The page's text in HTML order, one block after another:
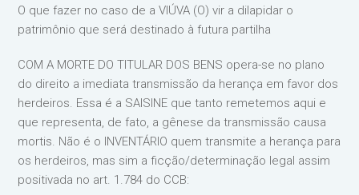
O que fazer no caso de a VIÚVA (O) vir a dilapidar o
patrimônio que será destinado à futura partilha
COM A MORTE DO TITULAR DOS BENS opera-se no plano
do direito a imediata transmissão da herança em favor dos
herdeiros. Essa é a SAISINE que tanto remetemos aqui e
que representa, de fato, a gênese da transmissão causa
mortis. Não é o INVENTÁRIO quem transmite a herança para
os herdeiros, mas sim a ficção/determinação legal assim
positivada no art. 1.784 do CCB:⁣